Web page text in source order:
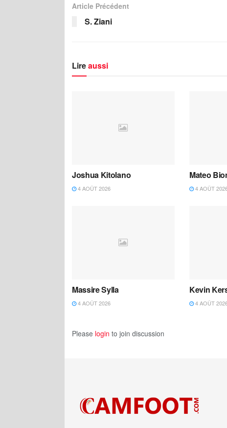
Article Précédent
S. Ziani
Lireaussi
Joshua Kitolano
4 AOÛT 2026
Mateo
4 AOÛT
Massire Sylla
4 AOÛT 2026
Kevin
4 AOÛT
Please login to join discussion